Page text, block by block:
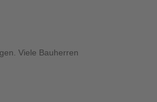
Viele Bauherren